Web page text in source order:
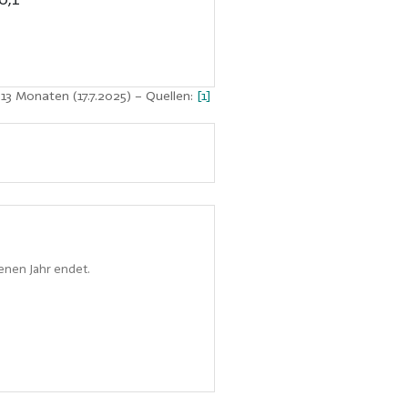
Monaten (17.7.2025) – Quellen: [1]
Jahr endet.